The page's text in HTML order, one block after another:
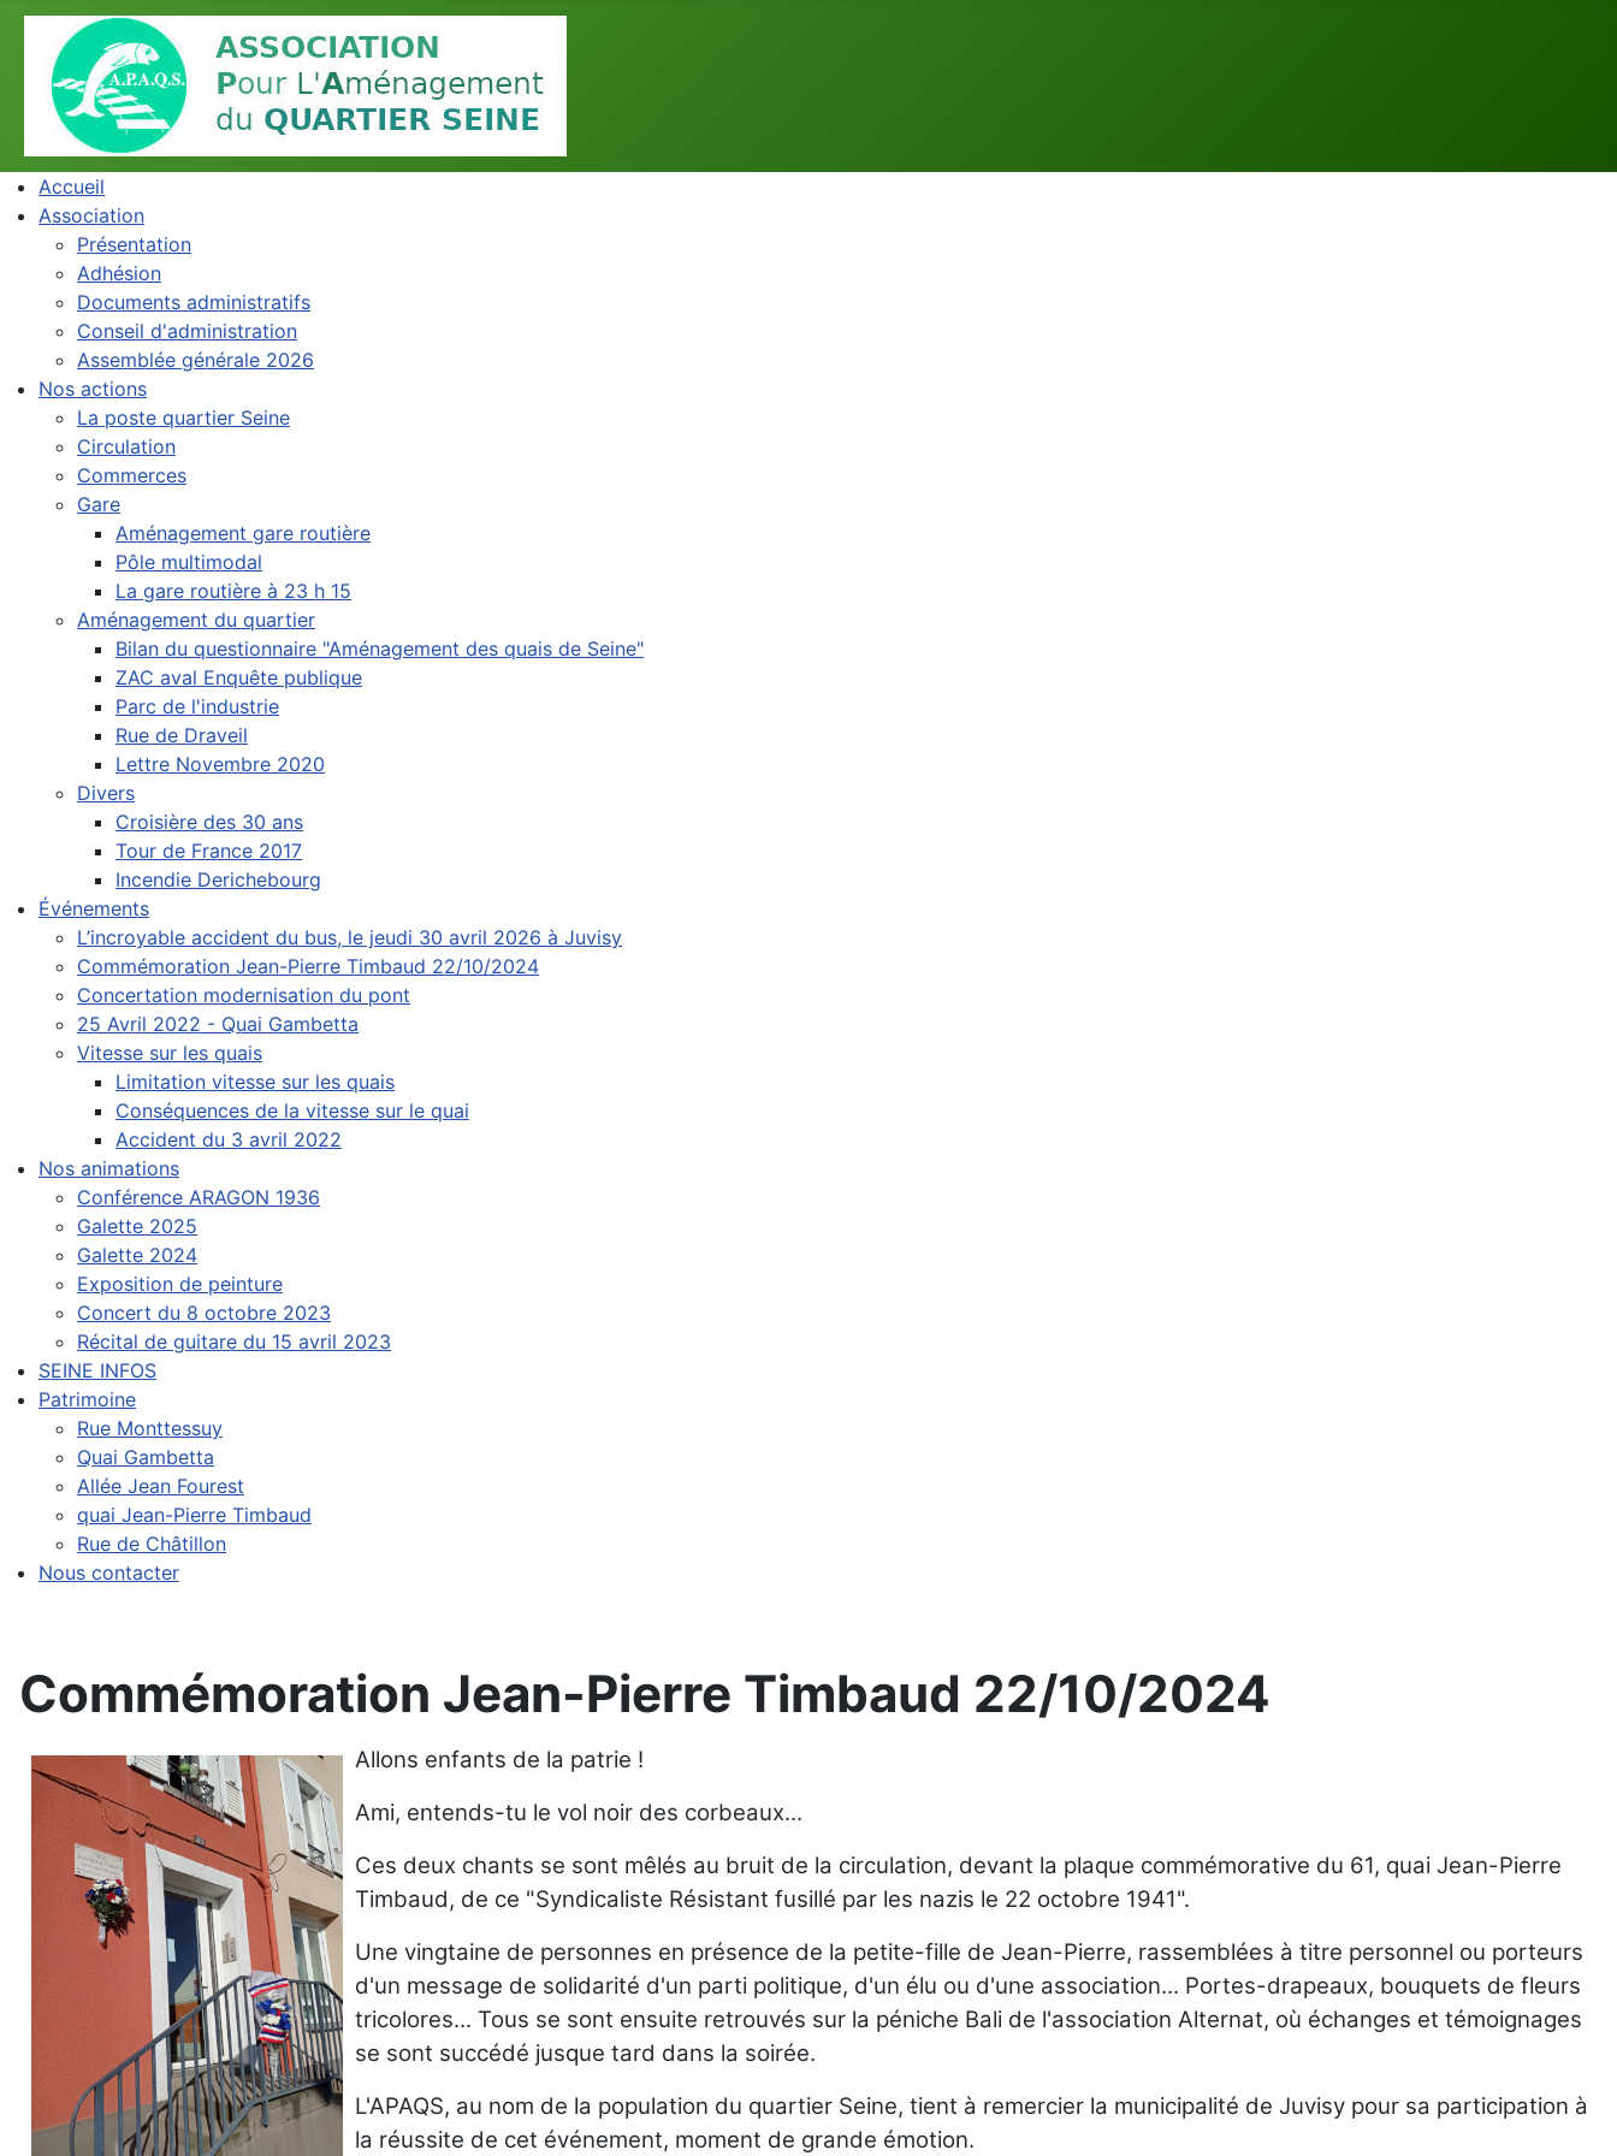
Accueil
Association
Présentation
Adhésion
Documents administratifs
Conseil d'administration
Assemblée générale 2026
Nos actions
La poste quartier Seine
Circulation
Commerces
Gare
Aménagement gare routière
Pôle multimodal
La gare routière à 23 h 15
Aménagement du quartier
Bilan du questionnaire "Aménagement des quais de Seine"
ZAC aval Enquête publique
Parc de l'industrie
Rue de Draveil
Lettre Novembre 2020
Divers
Croisière des 30 ans
Tour de France 2017
Incendie Derichebourg
Événements
L’incroyable accident du bus, le jeudi 30 avril 2026 à Juvisy
Commémoration Jean-Pierre Timbaud 22/10/2024
Concertation modernisation du pont
25 Avril 2022 - Quai Gambetta
Vitesse sur les quais
Limitation vitesse sur les quais
Conséquences de la vitesse sur le quai
Accident du 3 avril 2022
Nos animations
Conférence ARAGON 1936
Galette 2025
Galette 2024
Exposition de peinture
Concert du 8 octobre 2023
Récital de guitare du 15 avril 2023
SEINE INFOS
Patrimoine
Rue Monttessuy
Quai Gambetta
Allée Jean Fourest
quai Jean-Pierre Timbaud
Rue de Châtillon
Nous contacter
Commémoration Jean-Pierre Timbaud 22/10/2024
Allons enfants de la patrie !
Ami, entends-tu le vol noir des corbeaux...
Ces deux chants se sont mêlés au bruit de la circulation, devant la plaque commémorative du 61, quai Jean-Pierre
Timbaud, de ce "Syndicaliste Résistant fusillé par les nazis le 22 octobre 1941".
Une vingtaine de personnes en présence de la petite-fille de Jean-Pierre, rassemblées à titre personnel ou porteurs
d'un message de solidarité d'un parti politique, d'un élu ou d'une association... Portes-drapeaux, bouquets de fleurs
tricolores... Tous se sont ensuite retrouvés sur la péniche Bali de l'association Alternat, où échanges et témoignages
se sont succédé jusque tard dans la soirée.
L'APAQS, au nom de la population du quartier Seine, tient à remercier la municipalité de Juvisy pour sa participation à
la réussite de cet événement, moment de grande émotion.